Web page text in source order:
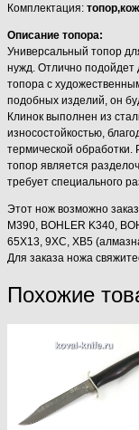
Комплектация:
Описание топора:
Универсальный топор
нужд. Отлично подойдет
топора с
подобных изделий, он
Клинок выполнен из
износостойкостью,
термической
топор является
требует специального
Этот нож возможно
M390, BOHLER K340,
65Х13, 9ХС, ХВ5
Для заказа ножа
Похожие